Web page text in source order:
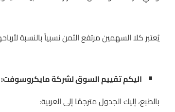
يُعتبر كلا السهمين مرتفع الثمن نسبياً بالنسبة
اليكم تقييم السوق لشركة مايكروسوفت:
بالطبع، إليك الجدول مترجمًا إلى العربية: